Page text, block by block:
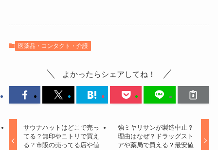
【30代】服はどこで買う？レディ
ースの大人可愛い＆きれいめはユ
【iphone】型落ちはどこで買う？
医薬品・コンタクト・介護
よかったらシェアしてね！
サウナハットはどこで売っ
てる？無印やニトリで買え
る？市販の売ってる店や値
強ミヤリサンが製造中止？
理由はなぜ？ドラッグスト
アや薬局で買える？最安値